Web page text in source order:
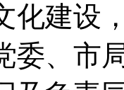
化建设
、市局